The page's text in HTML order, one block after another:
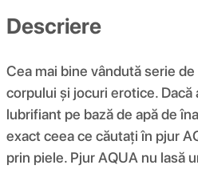
Descriere
Cea mai bine vândută serie
corpului și jocuri erotice. Dacă
lubrifiant pe bază de apă de
exact ceea ce căutați în pjur
prin piele. Pjur AQUA nu lasă